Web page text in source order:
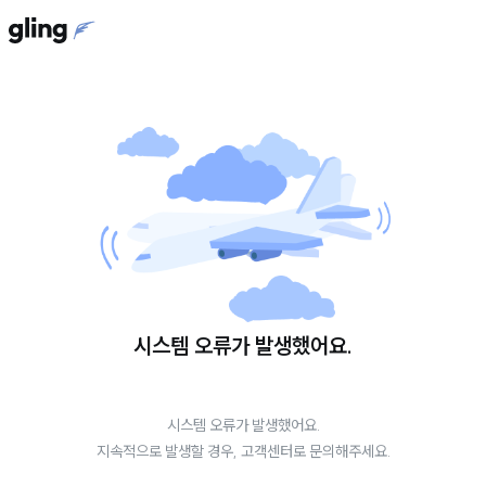
시스템 오류가 발생했어요.
시스템 오류가 발생했어요.
지속적으로 발생할 경우, 고객센터로 문의해주세요.